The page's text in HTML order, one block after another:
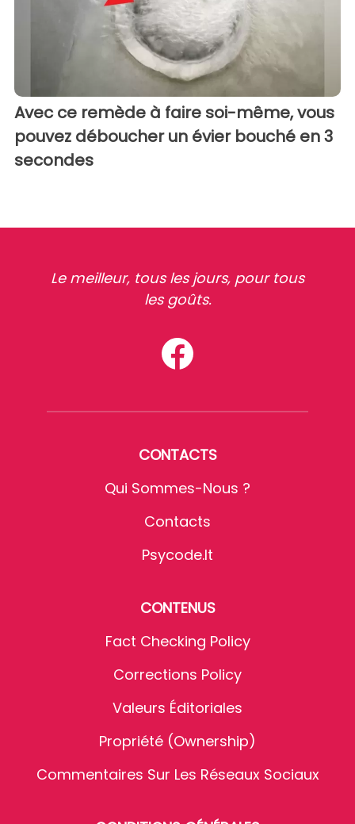
Avec ce remède à faire soi-même, vous
pouvez déboucher un évier bouché en 3
secondes
Le meilleur, tous les jours, pour tous
les goûts.
CONTACTS
Qui Sommes-Nous ?
Contacts
Psycode.it
CONTENUS
Fact Checking Policy
Corrections Policy
Valeurs Éditoriales
Propriété (Ownership)
Commentaires Sur Les Réseaux Sociaux